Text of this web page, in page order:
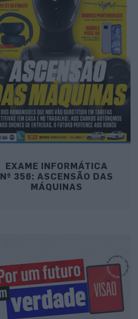
EXAME INFORMÁTICA
Nº 356: ASCENSÃO DAS
MÁQUINAS